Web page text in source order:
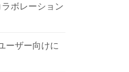
ボレーション
ーザー向けに